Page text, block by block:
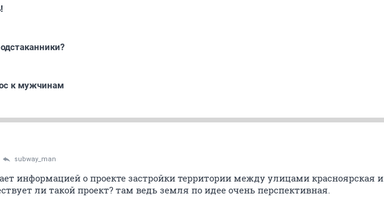
к мужчинам
subway_man
информацией о проекте застройки территории между улицами красноярская и
ли такой проект? там ведь земля по идее очень перспективная.